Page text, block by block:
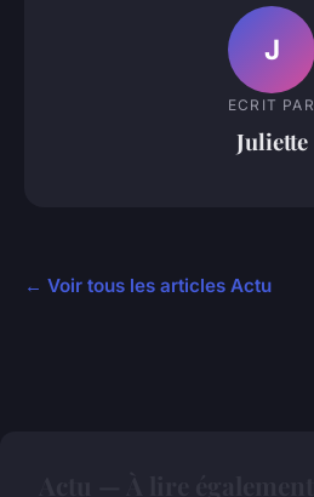
J
ECRIT PAR
Juliette
← Voir tous les articles Actu